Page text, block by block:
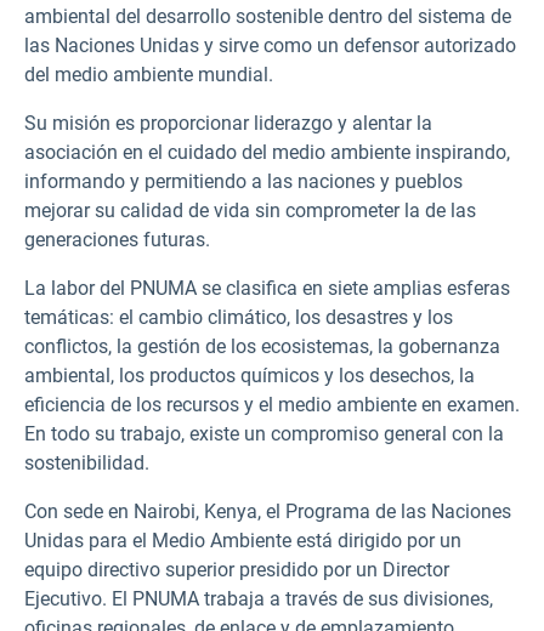
ambiental del desarrollo sostenible dentro del sistema de
las Naciones Unidas y sirve como un defensor autorizado
del medio ambiente mundial.
Su misión es proporcionar liderazgo y alentar la
asociación en el cuidado del medio ambiente inspirando,
informando y permitiendo a las naciones y pueblos
mejorar su calidad de vida sin comprometer la de las
generaciones futuras.
La labor del PNUMA se clasifica en siete amplias esferas
temáticas: el cambio climático, los desastres y los
conflictos, la gestión de los ecosistemas, la gobernanza
ambiental, los productos químicos y los desechos, la
eficiencia de los recursos y el medio ambiente en examen.
En todo su trabajo, existe un compromiso general con la
sostenibilidad.
Con sede en Nairobi, Kenya, el Programa de las Naciones
Unidas para el Medio Ambiente está dirigido por un
equipo directivo superior presidido por un Director
Ejecutivo. El PNUMA trabaja a través de sus divisiones,